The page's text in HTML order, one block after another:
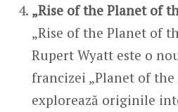
„Rise of the Planet of
„Rise of the Planet of
Rupert Wyatt este o
francizei „Planet of the
explorează originile